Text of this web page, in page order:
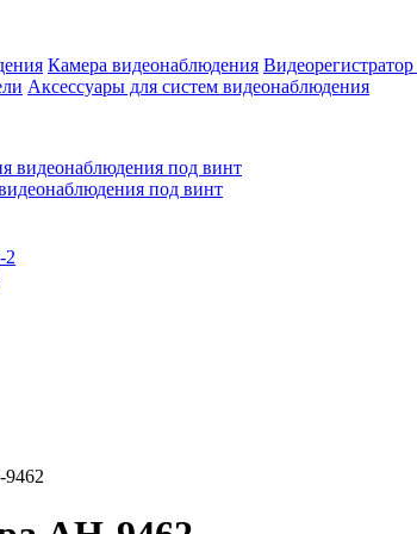
Камера видеонаблюдения Видеорегистратор
Аксессуары для систем видеонаблюдения
под винт